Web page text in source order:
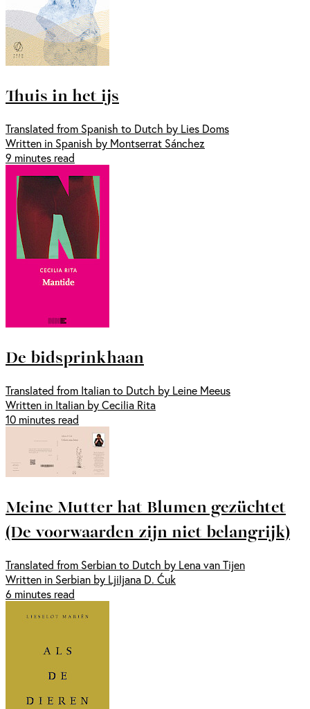
Thuis in het ijs
Translated from Spanish to Dutch by Lies Doms
Written in Spanish by Montserrat Sánchez
9 minutes read
De bidsprinkhaan
Translated from Italian to Dutch by Leine Meeus
Written in Italian by Cecilia Rita
10 minutes read
Meine Mutter hat Blumen gezüchtet
(De voorwaarden zijn niet belangrijk)
Translated from Serbian to Dutch by Lena van Tijen
Written in Serbian by Ljiljana D. Ćuk
6 minutes read